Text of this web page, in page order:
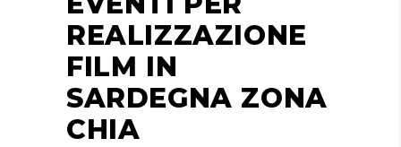
REALIZZAZIONE
FILM IN
SARDEGNA ZONA
CHIA